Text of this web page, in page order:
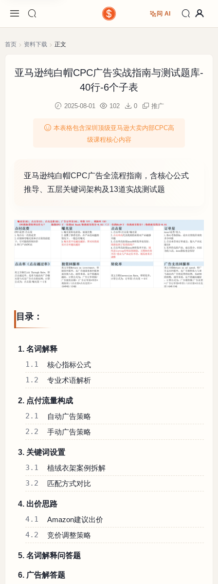
问 AI
首页 资料下载 正文
亚马逊纯白帽CPC广告实战指南与测试题库-
40行-6个子表
2025-08-01 102 0 推广
本表格包含深圳顶级亚马逊大卖内部CPC高
级课程核心内容
亚马逊纯白帽CPC广告全流程指南，含核心公式
推导、五层关键词架构及13道实战测试题
目录：
1. 名词解释
1.1 核心指标公式
1.2 专业术语解析
2. 点付流量构成
2.1 自动广告策略
2.2 手动广告策略
3. 关键词设置
3.1 植绒衣架案例拆解
3.2 匹配方式对比
4. 出价思路
4.1 Amazon建议出价
4.2 竞价调整策略
5. 名词解释问答题
6. 广告解答题